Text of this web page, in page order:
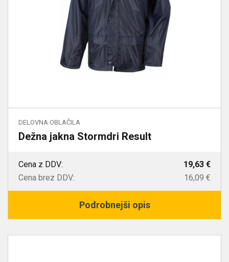
DELOVNA OBLAČILA
Dežna jakna Stormdri Result
Cena z DDV:
19,63 €
Cena brez DDV:
16,09 €
Podrobnejši opis